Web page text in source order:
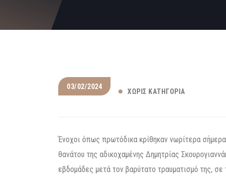
03/02/2024
ΧΩΡΊΣ ΚΑΤΗΓΟΡΊΑ
Ένοχοι όπως πρωτόδικα κρίθηκαν νωρίτερα
θανάτου της αδικοχαμένης Δημητρίας
εβδομάδες μετά τον βαρύτατο τραυματισμό της,